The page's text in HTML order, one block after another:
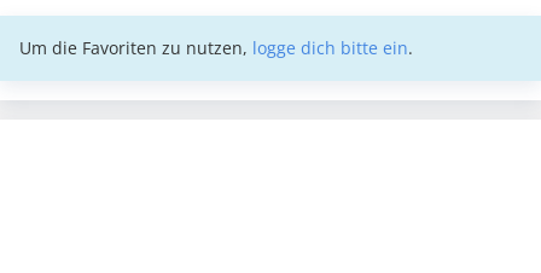
Um die Favoriten zu nutzen, logge dich bitte ein.